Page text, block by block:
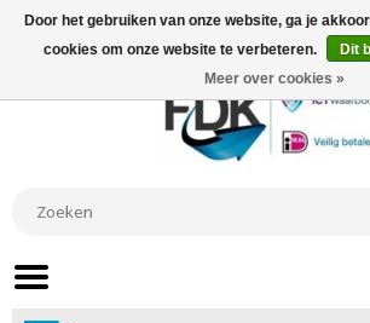
Door het gebruiken van onze website, ga je
cookies om onze website te verbeteren.
Dit
Meer over cookies »